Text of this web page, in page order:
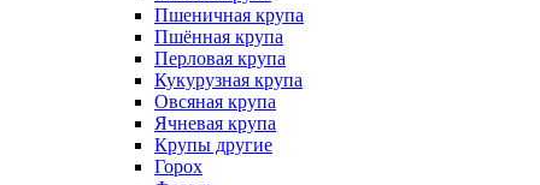
Пшеничная крупа
Пшённая крупа
Перловая крупа
Кукурузная крупа
Овсяная крупа
Ячневая крупа
Крупы другие
Горох